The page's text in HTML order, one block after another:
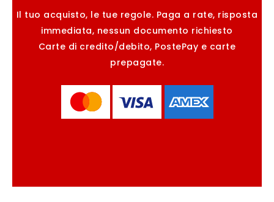
Il tuo acquisto, le tue regole. Paga a rate, risposta
immediata, nessun documento richiesto
Carte di credito/debito, PostePay e carte
prepagate.